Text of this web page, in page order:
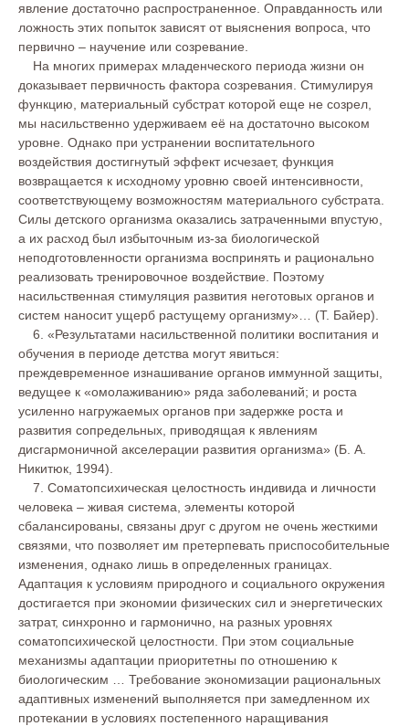
явление достаточно распространенное. Оправданность или
ложность этих попыток зависят от выяснения вопроса, что
первично – научение или созревание.
На многих примерах младенческого периода жизни он
доказывает первичность фактора созревания. Стимулируя
функцию, материальный субстрат которой еще не созрел,
мы насильственно удерживаем её на достаточно высоком
уровне. Однако при устранении воспитательного
воздействия достигнутый эффект исчезает, функция
возвращается к исходному уровню своей интенсивности,
соответствующему возможностям материального субстрата.
Силы детского организма оказались затраченными впустую,
а их расход был избыточным из-за биологической
неподготовленности организма воспринять и рационально
реализовать тренировочное воздействие. Поэтому
насильственная стимуляция развития неготовых органов и
систем наносит ущерб растущему организму»… (Т. Байер).
6. «Результатами насильственной политики воспитания и
обучения в периоде детства могут явиться:
преждевременное изнашивание органов иммунной защиты,
ведущее к «омолаживанию» ряда заболеваний; и роста
усиленно нагружаемых органов при задержке роста и
развития сопредельных, приводящая к явлениям
дисгармоничной акселерации развития организма» (Б. А.
Никитюк, 1994).
7. Соматопсихическая целостность индивида и личности
человека – живая система, элементы которой
сбалансированы, связаны друг с другом не очень жесткими
связями, что позволяет им претерпевать приспособительные
изменения, однако лишь в определенных границах.
Адаптация к условиям природного и социального окружения
достигается при экономии физических сил и энергетических
затрат, синхронно и гармонично, на разных уровнях
соматопсихической целостности. При этом социальные
механизмы адаптации приоритетны по отношению к
биологическим … Требование экономизации рациональных
адаптивных изменений выполняется при замедленном их
протекании в условиях постепенного наращивания